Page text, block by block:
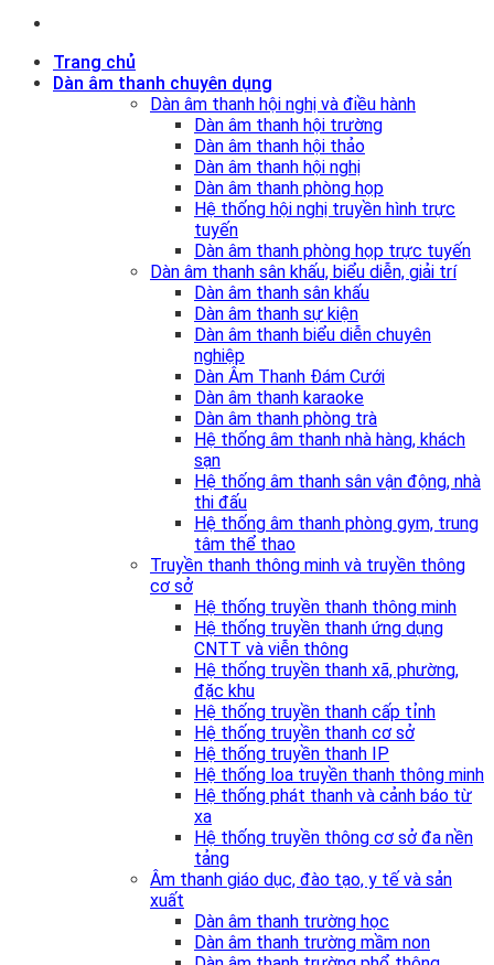
Trang chủ
Dàn âm thanh chuyên dụng
Dàn âm thanh hội nghị và điều hành
Dàn âm thanh hội trường
Dàn âm thanh hội thảo
Dàn âm thanh hội nghị
Dàn âm thanh phòng họp
Hệ thống hội nghị truyền hình trực
tuyến
Dàn âm thanh phòng họp trực tuyến
Dàn âm thanh sân khấu, biểu diễn, giải trí
Dàn âm thanh sân khấu
Dàn âm thanh sự kiện
Dàn âm thanh biểu diễn chuyên
nghiệp
Dàn Âm Thanh Đám Cưới
Dàn âm thanh karaoke
Dàn âm thanh phòng trà
Hệ thống âm thanh nhà hàng, khách
sạn
Hệ thống âm thanh sân vận động, nhà
thi đấu
Hệ thống âm thanh phòng gym, trung
tâm thể thao
Truyền thanh thông minh và truyền thông
cơ sở
Hệ thống truyền thanh thông minh
Hệ thống truyền thanh ứng dụng
CNTT và viễn thông
Hệ thống truyền thanh xã, phường,
đặc khu
Hệ thống truyền thanh cấp tỉnh
Hệ thống truyền thanh cơ sở
Hệ thống truyền thanh IP
Hệ thống loa truyền thanh thông minh
Hệ thống phát thanh và cảnh báo từ
xa
Hệ thống truyền thông cơ sở đa nền
tảng
Âm thanh giáo dục, đào tạo, y tế và sản
xuất
Dàn âm thanh trường học
Dàn âm thanh trường mầm non